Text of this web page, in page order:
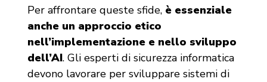
Per affrontare queste sfide, è essenziale
anche un approccio etico
nell’implementazione e nello sviluppo
dell’AI. Gli esperti di sicurezza informatica
devono lavorare per sviluppare sistemi di